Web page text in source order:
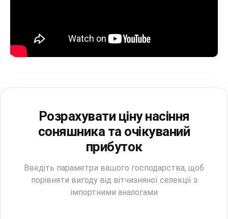
Розрахувати ціну насіння
соняшника та очікуваний
прибуток
Введіть параметри вашого господарства, щоб
порівняти вигоду від вітчизняної селекції з
імпортними аналогами